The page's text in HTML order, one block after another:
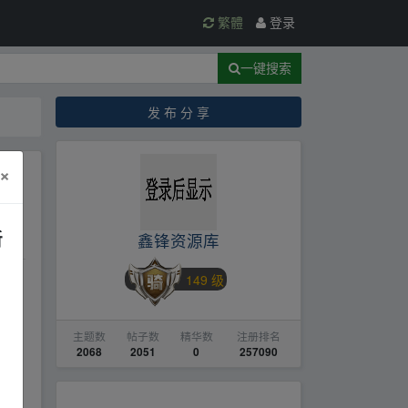
繁體 登录
一键搜索
发 布 分 享
鑫锋资源库
149 级
主题数
2068
帖子数
2051
精华数
0
注册排名
257090
×